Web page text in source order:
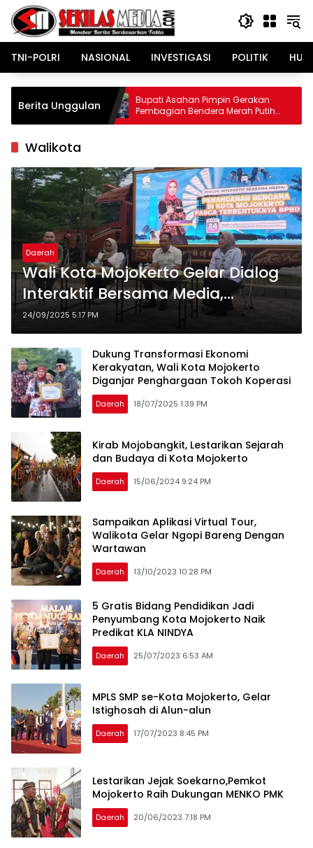
Langsung
konten
TNI-POLRI
NASIONAL INVESTIGASI POLITIK
Berita UnggulanBupati Asahan Pimpin Gerakan
Pembagian Bendera Merah Putih
Semarakkan Bulan Kemerdekaan
Walikota
Daerah
Wali Kota Mojokerto Gelar Dialog
Interaktif Bersama Media,
Tegaskan Komitmen
Pembangunan hingga 2031
24/09/2025 5:17 PM
Dukung Transformasi Ekonomi
Kerakyatan, Wali Kota Mojokerto
Diganjar Penghargaan Tokoh Koperasi
Daerah 18/07/2025 1:39 PM
Kirab Mojobangkit, Lestarikan Sejarah
dan Budaya di Kota Mojokerto
Daerah 15/06/2024 9:24 PM
Sampaikan Aplikasi Virtual Tour,
Walikota Gelar Ngopi Bareng Dengan
Wartawan
Daerah 13/10/2023 10:28 PM
5 Gratis Bidang Pendidikan Jadi
Penyumbang Kota Mojokerto Naik
Predikat KLA NINDYA
Daerah 25/07/2023 6:53 AM
MPLS SMP se-Kota Mojokerto, Gelar
Istighosah di Alun-alun
Daerah 17/07/2023 8:45 PM
Lestarikan Jejak Soekarno,Pemkot
Mojokerto Raih Dukungan MENKO PMK
Daerah 20/06/2023 7:18 PM